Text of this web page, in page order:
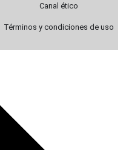
Canal ético
Términos y condiciones de uso